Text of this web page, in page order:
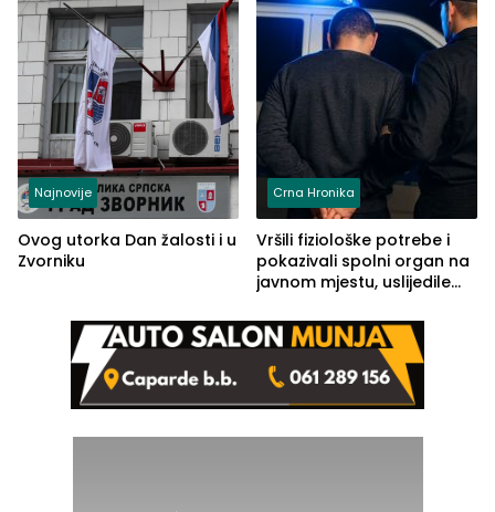
Najnovije
Ovog utorka Dan žalosti i u
Zvorniku
Crna Hronika
Vršili fiziološke potrebe i
pokazivali spolni organ na
javnom mjestu, uslijedile